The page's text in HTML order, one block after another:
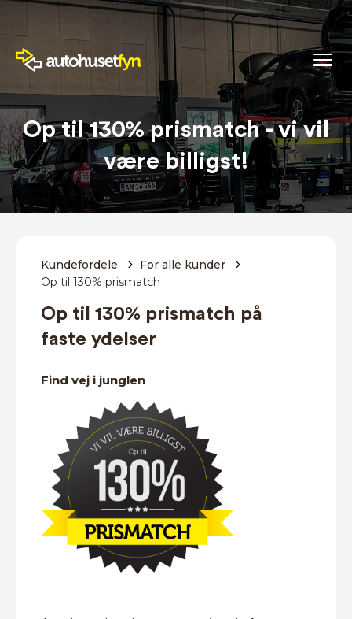
Op til 130% prismatch - vi vil
være billigst!
Kundefordele
For alle kunder
Op til 130% prismatch
Op til 130% prismatch på
faste ydelser
Find vej i junglen